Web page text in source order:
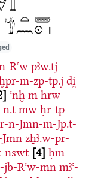
Rꜥw pꜣw.tj-
m-zp-tp.j ḏi̯
ꜥnḫ m hrw
n.t mw ḥr-tp
n-Jmn-m-Jp.t-
zẖꜣ.w-pr-
nswt 4 ḥm-
Rꜥw-mn mꜣꜥ-